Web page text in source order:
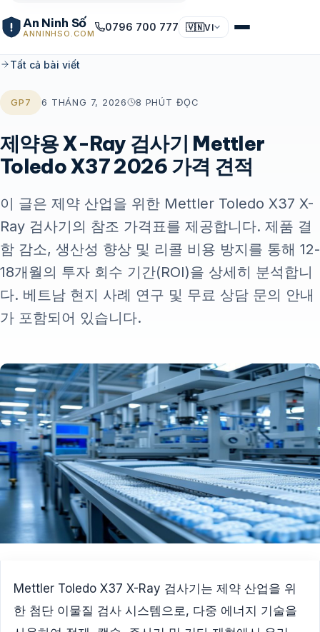
An Ninh Số
ANNINHSO.COM
0796 700 777 🇻🇳VI
Tất cả bài viết
GP7 6 THÁNG 7, 2026 8 PHÚT ĐỌC
제약용 X-Ray 검사기 Mettler
Toledo X37 2026 가격 견적
이 글은 제약 산업을 위한 Mettler Toledo X37 X-
Ray 검사기의 참조 가격표를 제공합니다. 제품 결
함 감소, 생산성 향상 및 리콜 비용 방지를 통해 12-
18개월의 투자 회수 기간(ROI)을 상세히 분석합니
다. 베트남 현지 사례 연구 및 무료 상담 문의 안내
가 포함되어 있습니다.
Mettler Toledo X37 X-Ray 검사기는 제약 산업을 위
한 첨단 이물질 검사 시스템으로, 다중 에너지 기술을